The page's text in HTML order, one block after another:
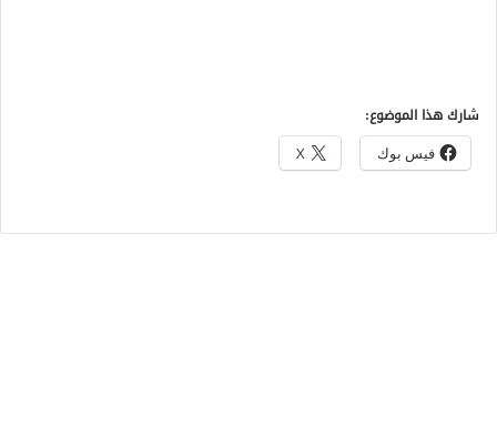
شارك هذا الموضوع:
فيس بوك X